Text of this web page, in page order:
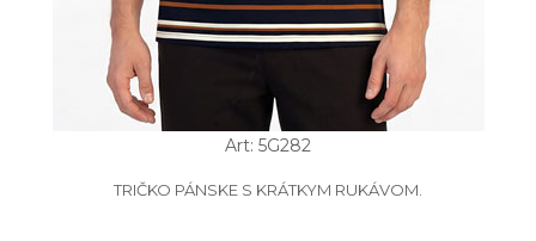
Art: 5G282
TRIČKO PÁNSKE S KRÁTKYM RUKÁVOM.